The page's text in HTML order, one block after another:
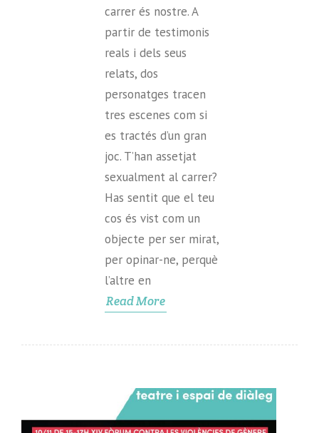
carrer és nostre. A
partir de testimonis
reals i dels seus
relats, dos
personatges tracen
tres escenes com si
es tractés d’un gran
joc. T’han assetjat
sexualment al carrer?
Has sentit que el teu
cos és vist com un
objecte per ser mirat,
per opinar-ne, perquè
l’altre en
Read More